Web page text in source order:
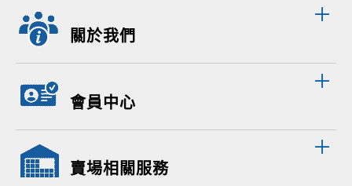
關於我們
會員中心
賣場相關服務